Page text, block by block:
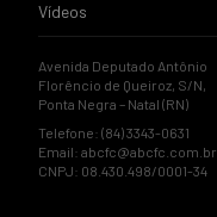
Vídeos
Avenida Deputado Antônio
Florêncio de Queiroz, S/N,
Ponta Negra – Natal (RN)
Telefone: (84) 3343-0631
Email: abcfc@abcfc.com.br
CNPJ: 08.430.498/0001-34